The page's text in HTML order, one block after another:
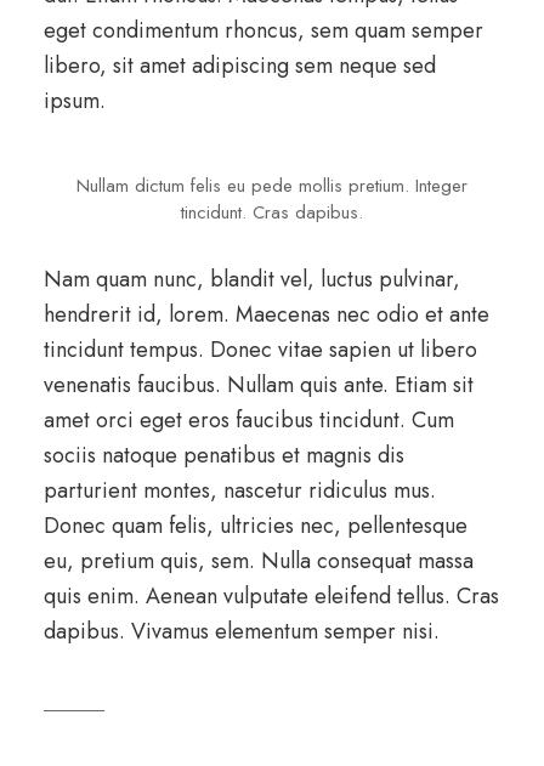
eget condimentum rhoncus, sem quam semper
libero, sit amet adipiscing sem neque sed
ipsum.
Nullam dictum felis eu pede mollis pretium. Integer
tincidunt. Cras dapibus.
Nam quam nunc, blandit vel, luctus pulvinar,
hendrerit id, lorem. Maecenas nec odio et ante
tincidunt tempus. Donec vitae sapien ut libero
venenatis faucibus. Nullam quis ante. Etiam sit
amet orci eget eros faucibus tincidunt. Cum
sociis natoque penatibus et magnis dis
parturient montes, nascetur ridiculus mus.
Donec quam felis, ultricies nec, pellentesque
eu, pretium quis, sem. Nulla consequat massa
quis enim. Aenean vulputate eleifend tellus. Cras
dapibus. Vivamus elementum semper nisi.